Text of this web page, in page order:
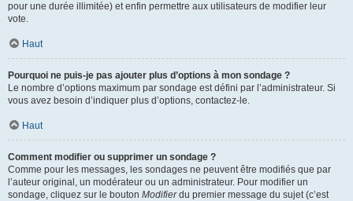
pour une durée illimitée) et enfin permettre aux utilisateurs de modifier leur
vote.
Haut
Pourquoi ne puis-je pas ajouter plus d’options à mon sondage ?
Le nombre d’options maximum par sondage est défini par l’administrateur. Si
vous avez besoin d’indiquer plus d’options, contactez-le.
Haut
Comment modifier ou supprimer un sondage ?
Comme pour les messages, les sondages ne peuvent être modifiés que par
l’auteur original, un modérateur ou un administrateur. Pour modifier un
sondage, cliquez sur le bouton Modifierdu premier message du sujet (c’est